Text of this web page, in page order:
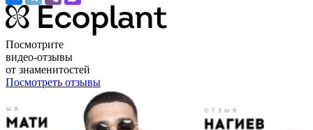
Посмотрите
видео-отзывы
от знаменитостей
Посмотреть отзывы